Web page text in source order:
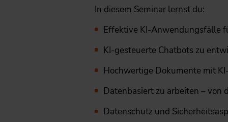
In diesem Seminar lernst du:
Effektive KI-Anwendungsfälle
KI-gesteuerte Chatbots zu
Hochwertige Dokumente mit
Datenbasiert zu arbeiten – von
Datenschutz und